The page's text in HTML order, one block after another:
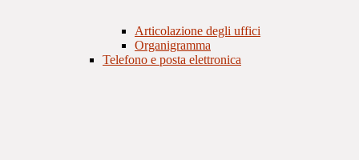
Articolazione degli uffici
Organigramma
Telefono e posta elettronica